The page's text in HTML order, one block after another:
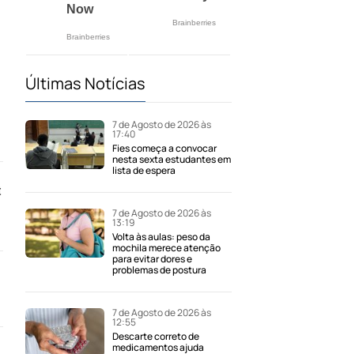
Últimas Notícias
7 de Agosto de 2026 às
17:40
Fies começa a convocar
nesta sexta estudantes em
lista de espera
7 de Agosto de 2026 às
13:19
Volta às aulas: peso da
mochila merece atenção
para evitar dores e
problemas de postura
7 de Agosto de 2026 às
12:55
Descarte correto de
medicamentos ajuda